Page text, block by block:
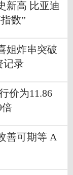
新高 比亚迪
数”
姐炸串突破
记录
价为11.86
倍
善可期等 A